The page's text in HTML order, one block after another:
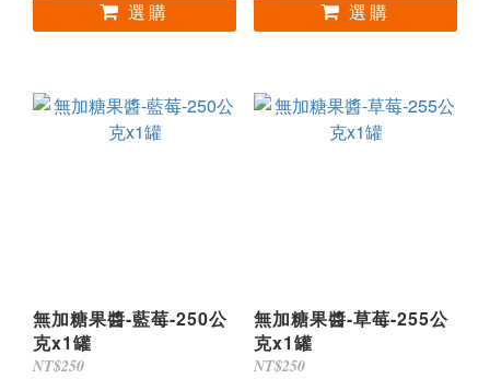
無加糖果醬-藍莓-250公
克x1罐
NT$250
無加糖果醬-草莓-255公
克x1罐
NT$250